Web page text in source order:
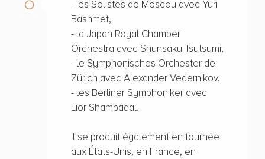
- Ies Solistes de Moscou avec Yuri
Bashmet,
- la Japan Royal Chamber
Orchestra avec Shunsaku Tsutsumi,
- le Symphonisches Orchester de
Zürich avec Alexander Vedernikov,
- les Berliner Symphoniker avec
Lior Shambadal.
Il se produit également en tournée
aux États-Unis, en France, en